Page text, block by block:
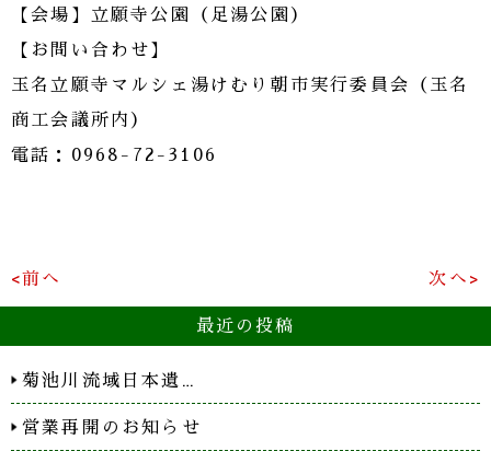
【会場】立願寺公園（足湯公園）
【お問い合わせ】
玉名立願寺マルシェ湯けむり朝市実行委員会（玉名
商工会議所内）
電話：0968-72-3106
<前へ 次へ>
最近の投稿
菊池川流域日本遺…
営業再開のお知らせ